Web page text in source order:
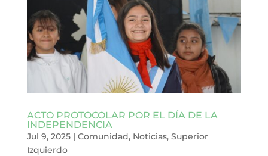
ACTO PROTOCOLAR POR EL DÍA DE LA
INDEPENDENCIA
Jul 9, 2025| Comunidad, Noticias, Superior
Izquierdo